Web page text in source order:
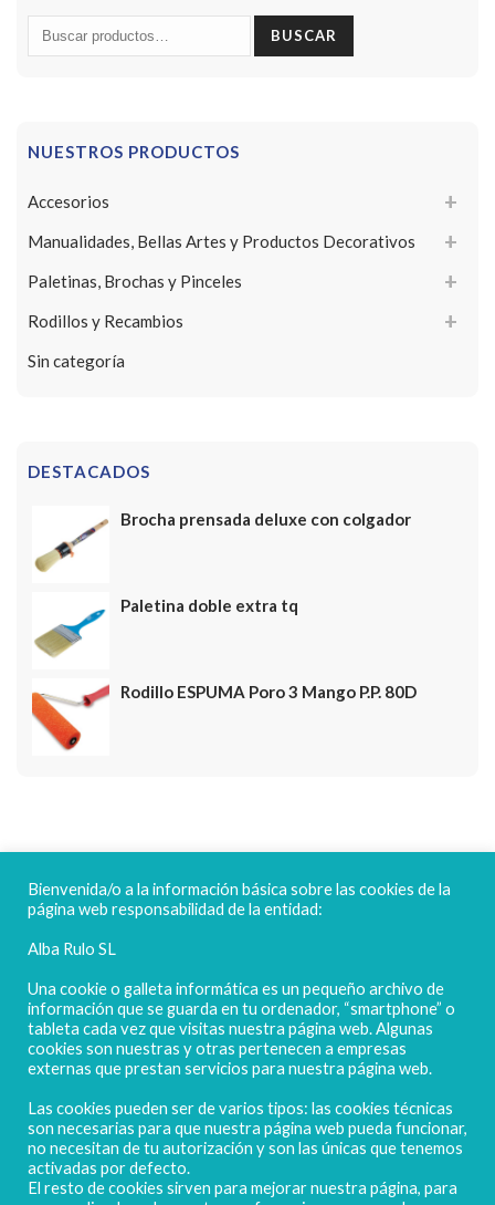
Buscar
por:
BUSCAR
NUESTROS PRODUCTOS
Accesorios
Manualidades, Bellas Artes y Productos Decorativos
Paletinas, Brochas y Pinceles
Rodillos y Recambios
Sin categoría
DESTACADOS
Brocha prensada deluxe con colgador
Paletina doble extra tq
Rodillo ESPUMA Poro 3 Mango P.P. 80D
FELICES FIESTAS
POLIGONO CAMPORROSO P-D, Nº4
02520 - CHINCHILLA DE MONTEARAGÓN
(ALBACETE) Spain
Tel. + 34 967 218 812 - info@abr.com.es
Bienvenida/o a la información básica sobre las cookies de la
página web responsabilidad de la entidad:
Alba Rulo SL
Una cookie o galleta informática es un pequeño archivo de
información que se guarda en tu ordenador, “smartphone” o
tableta cada vez que visitas nuestra página web. Algunas
cookies son nuestras y otras pertenecen a empresas
externas que prestan servicios para nuestra página web.
Las cookies pueden ser de varios tipos: las cookies técnicas
son necesarias para que nuestra página web pueda funcionar,
no necesitan de tu autorización y son las únicas que tenemos
activadas por defecto.
El resto de cookies sirven para mejorar nuestra página, para